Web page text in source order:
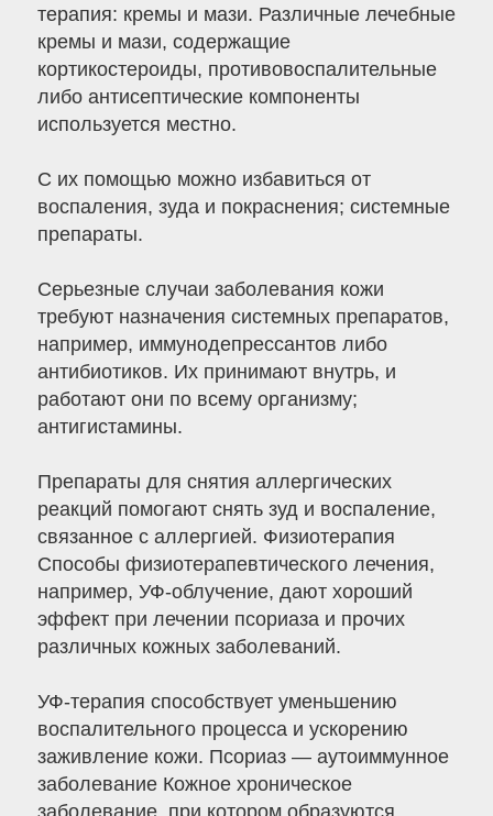
терапия: кремы и мази. Различные лечебные
кремы и мази, содержащие
кортикостероиды, противовоспалительные
либо антисептические компоненты
используется местно.
С их помощью можно избавиться от
воспаления, зуда и покраснения; системные
препараты.
Серьезные случаи заболевания кожи
требуют назначения системных препаратов,
например, иммунодепрессантов либо
антибиотиков. Их принимают внутрь, и
работают они по всему организму;
антигистамины.
Препараты для снятия аллергических
реакций помогают снять зуд и воспаление,
связанное с аллергией. Физиотерапия
Способы физиотерапевтического лечения,
например, УФ-облучение, дают хороший
эффект при лечении псориаза и прочих
различных кожных заболеваний.
УФ-терапия способствует уменьшению
воспалительного процесса и ускорению
заживление кожи. Псориаз — аутоиммунное
заболевание Кожное хроническое